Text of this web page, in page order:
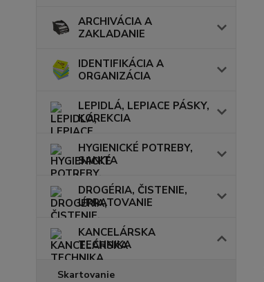
ARCHIVÁCIA A
ZAKLADANIE
IDENTIFIKÁCIA A
ORGANIZÁCIA
LEPIDLÁ, LEPIACE PÁSKY,
KOREKCIA
HYGIENICKÉ POTREBY,
SANITA
DROGÉRIA, ČISTENIE,
UPRATOVANIE
KANCELÁRSKA
TECHNIKA
Skartovanie